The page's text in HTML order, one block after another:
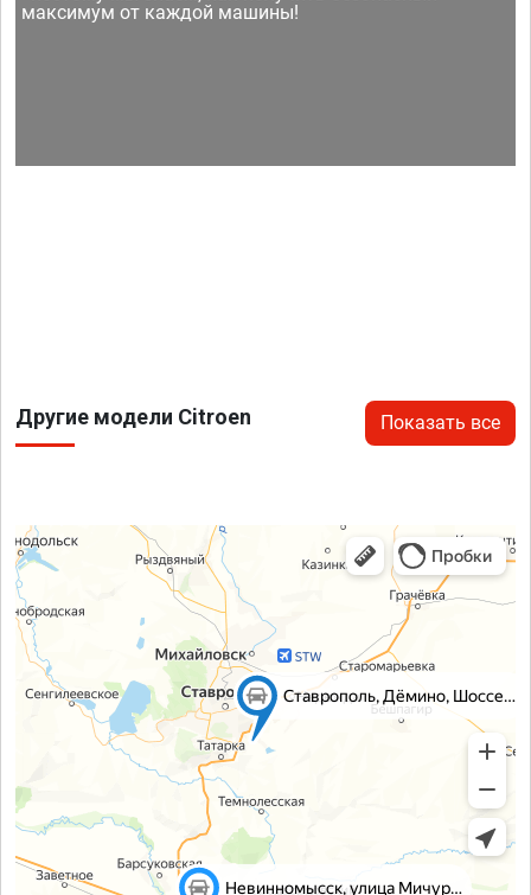
максимум от каждой машины!
Другие модели Citroen Показать все